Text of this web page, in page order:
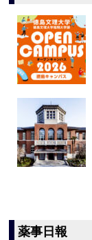
薬事日報